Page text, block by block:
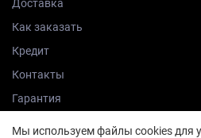
Доставка
Как заказать
Кредит
Контакты
Гарантия
Мы используем файлы cookies для